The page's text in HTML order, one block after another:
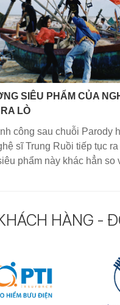
SIÊU PHẨM CỦA
LÒ
công sau chuỗi Parody
sĩ Trung Ruồi tiếp tục
phẩm này khác hẳn
HÀNG -